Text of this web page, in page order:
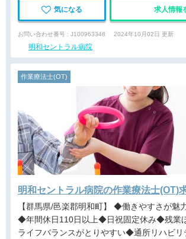
気になる 求人情報
お問い合わせ番号 : J100963348 2024年10月02日 更新
明和セントラル病院
作業療法士(OT)
明和セントラル病院の作業療法士(OT)
【群馬県/邑楽郡明和町】 ◆働きやすさが魅力◆利用定員30名
◆年間休日110日以上◆日祝固定休み◆残業
ライフバランスがとりやすい◆通所リハビリ